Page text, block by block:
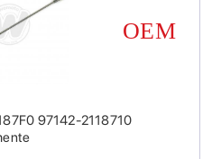
97142-2118710